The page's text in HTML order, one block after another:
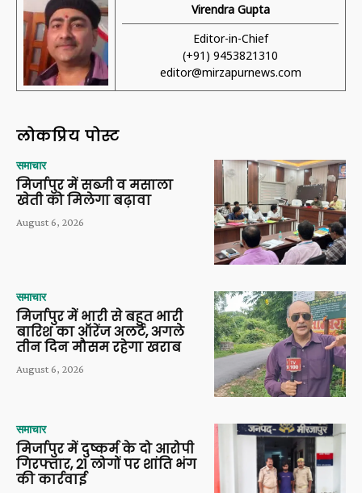
Virendra Gupta
Editor-in-Chief
(+91) 9453821310
editor@mirzapurnews.com
लोकप्रिय पोस्ट
समाचार
मिर्जापुर में सब्जी व मसाला
खेती को मिलेगा बढ़ावा
August 6, 2026
समाचार
मिर्जापुर में भारी से बहुत भारी
बारिश का ऑरेंज अलर्ट, अगले
तीन दिन मौसम रहेगा खराब
August 6, 2026
समाचार
मिर्जापुर में दुष्कर्म के दो आरोपी
गिरफ्तार, 21 लोगों पर शांति भंग
की कार्रवाई